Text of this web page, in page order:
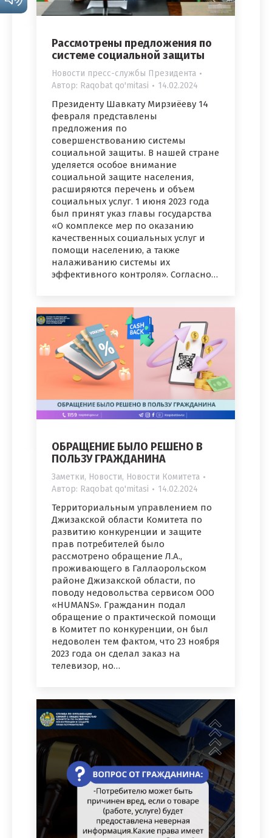
Рассмотрены предложения по
системе социальной защиты
Новости пресс-службы Президента
Автор: Raqobat qo'mitasi 14.02.2024
Президенту Шавкату Мирзиёеву 14
февраля представлены
предложения по
совершенствованию системы
социальной защиты. В нашей стране
уделяется особое внимание
социальной защите населения,
расширяются перечень и объем
социальных услуг. 1 июня 2023 года
был принят указ главы государства
«О комплексе мер по оказанию
качественных социальных услуг и
помощи населению, а также
налаживанию системы их
эффективного контроля». Согласно…
ОБРАЩЕНИЕ БЫЛО РЕШЕНО В
ПОЛЬЗУ ГРАЖДАНИНА
Заметки, Новости, Новости Комитета
Автор: Raqobat qo'mitasi 14.02.2024
Территориальным управлением по
Джизакской области Комитета по
развитию конкуренции и защите
прав потребителей было
рассмотрено обращение Л.А.,
проживающего в Галлаорольском
районе Джизакской области, по
поводу недовольства сервисом ООО
«HUMANS». Гражданин подал
обращение о практической помощи
в Комитет по конкуренции, он был
недоволен тем фактом, что 23 ноября
2023 года он сделал заказ на
телевизор, но…